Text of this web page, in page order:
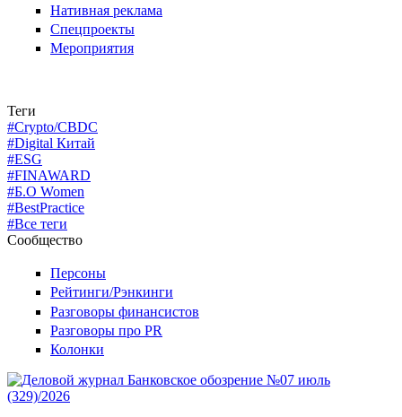
Нативная реклама
Спецпроекты
Мероприятия
Теги
#Crypto/CBDC
#Digital Китай
#ESG
#FINAWARD
#Б.О Women
#BestPractice
#Все теги
Сообщество
Персоны
Рейтинги/Рэнкинги
Разговоры финансистов
Разговоры про PR
Колонки